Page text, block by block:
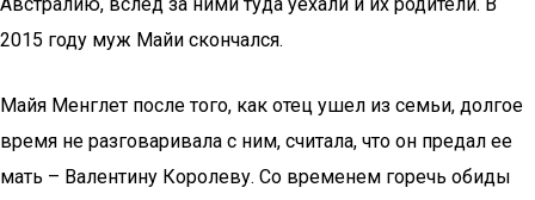
2015 году муж Майи скончался.
Майя Менглет после того, как отец ушел из семьи, долгое
время не разговаривала с ним, считала, что он предал ее
мать – Валентину Королеву. Со временем горечь обиды